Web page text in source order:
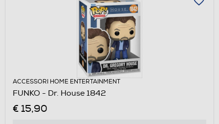
ACCESSORI HOME ENTERTAINMENT
FUNKO - Dr. House 1842
€ 15,90